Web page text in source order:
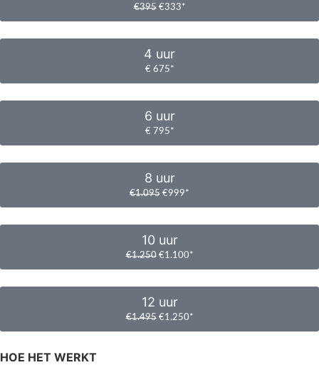
€395€333*
4 uur
€ 675*
6 uur
€ 795*
8 uur
€1.095 €999*
10 uur
€1.250€1.100*
12 uur
€1.495€1.250*
HOE HET WERKT